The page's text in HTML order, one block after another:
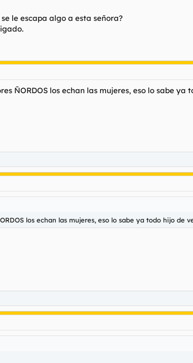
le escapa algo a esta señora?
ÑORDOS los echan las mujeres, eso lo sabe ya
los echan las mujeres, eso lo sabe ya todo hijo de